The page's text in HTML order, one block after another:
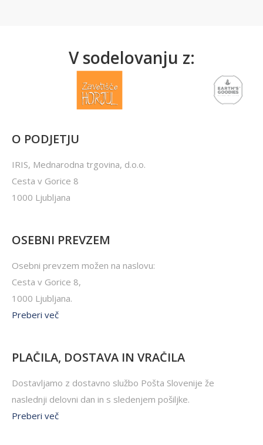
V sodelovanju z:
O PODJETJU
IRIS, Mednarodna trgovina, d.o.o.
Cesta v Gorice 8
1000 Ljubljana
OSEBNI PREVZEM
Osebni prevzem možen na naslovu:
Cesta v Gorice 8,
1000 Ljubljana.
Preberi več
PLAČILA, DOSTAVA IN VRAČILA
Dostavljamo z dostavno službo Pošta Slovenije že
naslednji delovni dan in s sledenjem pošiljke.
Preberi več